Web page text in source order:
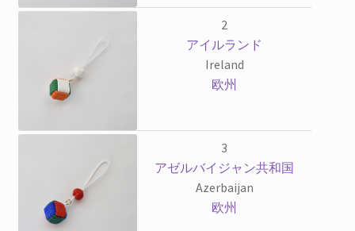
2
アイルランド
Ireland
欧州
3
アゼルバイジャン共和国
Azerbaijan
欧州